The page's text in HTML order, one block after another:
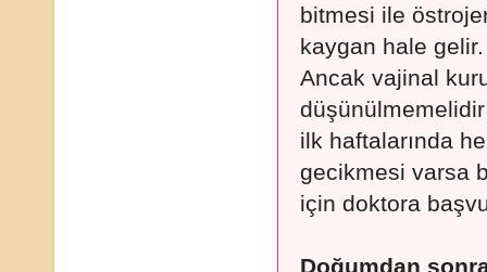
bitmesi ile
kaygan hale gelir.
Ancak vajinal
ilk haftalarında
gecikmesi varsa
için doktora
Doğumdan